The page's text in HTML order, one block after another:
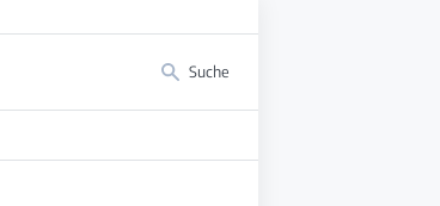
Suche